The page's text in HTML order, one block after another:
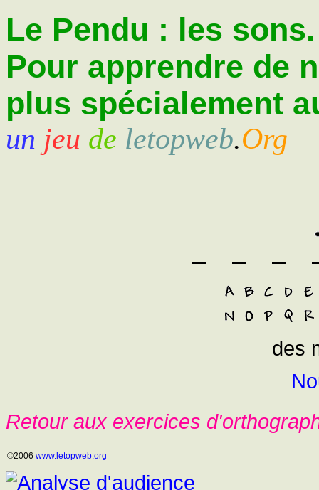
Le Pendu : les sons.
Pour apprendre de
plus spécialement
un jeu de letopweb.Org
des
Retour aux exercices
©2006 www.letopweb.org